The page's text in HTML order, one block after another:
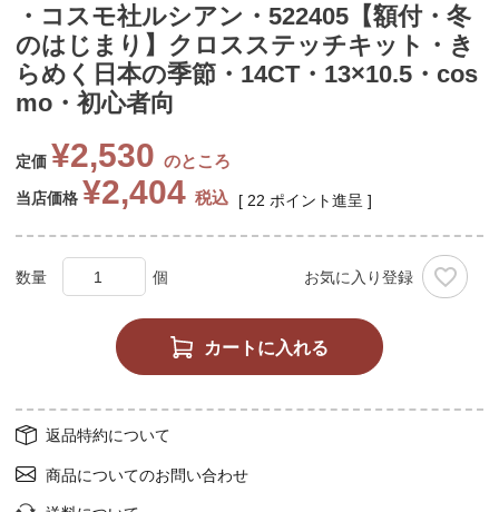
・コスモ社ルシアン・522405【額付・冬
のはじまり】クロスステッチキット・き
らめく日本の季節・14CT・13×10.5・cos
mo・初心者向
定価 ¥2,530 のところ
当店価格 ¥2,404 税込 [ 22 ポイント進呈 ]
お気に入り登録
カートに入れる
返品特約について
商品についてのお問い合わせ